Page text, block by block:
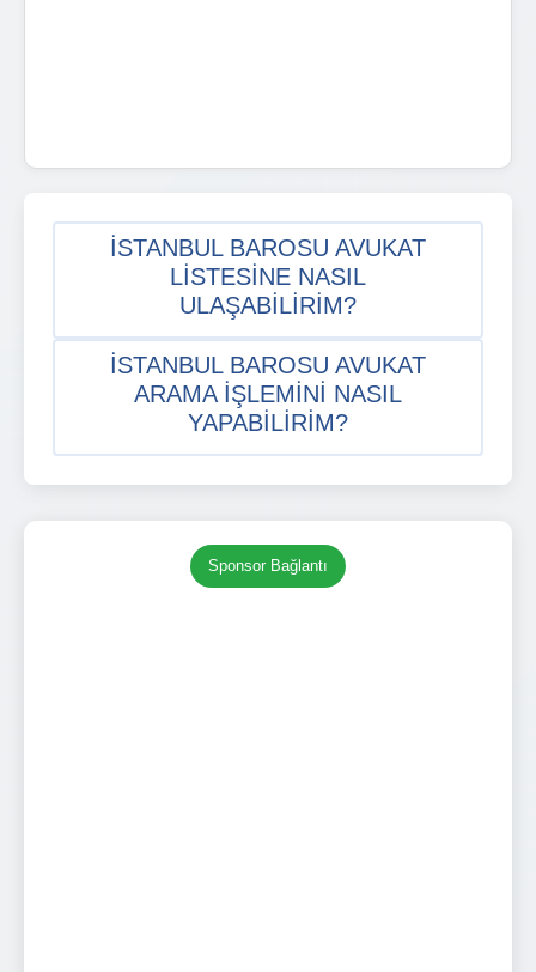
İSTANBUL BAROSU AVUKAT
LISTESINE NASIL
ULAŞABILIRIM?
İSTANBUL BAROSU AVUKAT
ARAMA IŞLEMINI NASIL
YAPABILIRIM?
Sponsor Bağlantı